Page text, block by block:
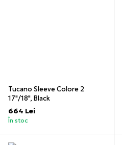
Tucano Sleeve Colore 2
17"/18", Black
664 Lei
În stoc